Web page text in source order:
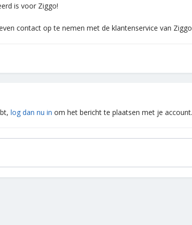
is voor Ziggo!
contact op te nemen met de klantenservice van
log dan nu in om het bericht te plaatsen met je account.